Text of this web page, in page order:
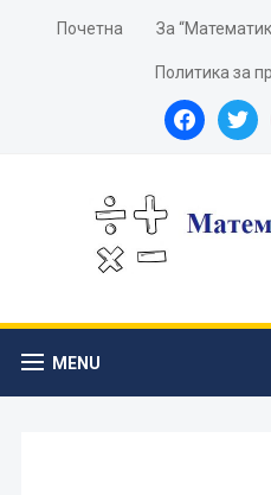
Почетна За
Политика за
facebooktwitter
MENU